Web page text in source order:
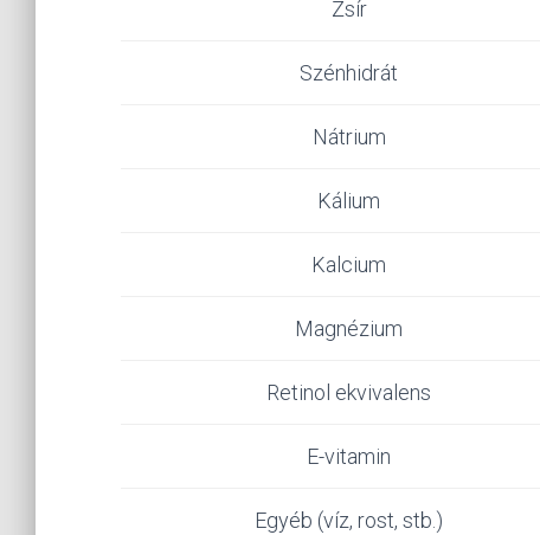
Zsír
Szénhidrát
Nátrium
Kálium
Kalcium
Magnézium
Retinol ekvivalens
E-vitamin
Egyéb (víz, rost, stb.)